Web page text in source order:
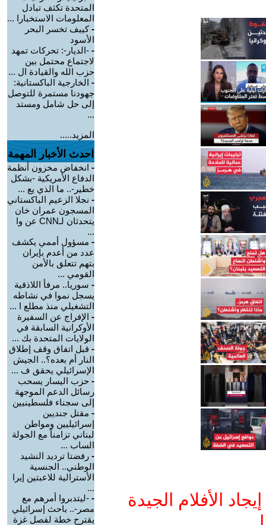
الأفلام الجيدة
المتحدة تكثف تبادل
المعلومات الاستخبارا ...
-كييف تخسر البحر
الأسود
- -الديار-: تحركات تمهد
لاجتماع محتمل بين
حزب الله والقيادة ال ...
- الخارجية الباكستانية:
جهودنا مستمرة للتوصل
إلى حل شامل ومستد
...
المزيد.....
احدث الأخبار المهمة
- انخفاض مخزون أنظمة
الدفاع الأمريكية -بشكل
خطير-.. ما الذي يع ...
- نجلا الزعيم الباكستاني
المسجون عمران خان
يتحدثان لـCNN عن وا
...
- مسؤول أممي يكشف
عدد من أعدم بإيران
بتهم تتعلق بالأمن
القومي ...
- سوريا.. مرفأ اللاذقية
يسجل نموا في نشاطه
التشغيلي منذ مطلع ا ...
- الإفراج عن السفيرة
الأوكرانية السابقة في
الولايات المتحدة بك ...
- قبل اتفاق وقف إطلاق
النار أم بعده؟.. الجيش
الإسرائيلي يحقق ف ...
- حزب اليسار يسحب
رسائل الدعم الموجهة
إلى سجناء فلسطينيين
- مقتل جنديين
إسرائيليين ومواطن
لبناني تزامناً مع الجولة
الساب ...
- رفضتا ترديد النشيد
الوطني.. الجنسية
الأسترالية للاعبتين إيرا
...
- -ليتدبروا أمرهم مع
مصر-.. باحث إسرائيلي
يقترح خطة لفصل غزة